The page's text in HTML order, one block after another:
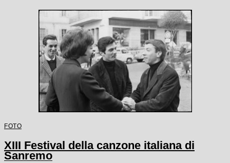
FOTO
XIII Festival della canzone italiana di
Sanremo